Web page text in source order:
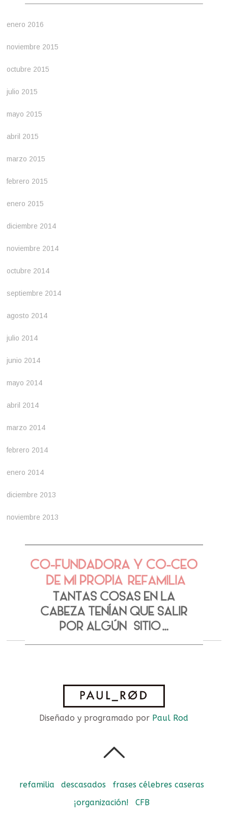
enero 2016
noviembre 2015
octubre 2015
julio 2015
mayo 2015
abril 2015
marzo 2015
febrero 2015
enero 2015
diciembre 2014
noviembre 2014
octubre 2014
septiembre 2014
agosto 2014
julio 2014
junio 2014
mayo 2014
abril 2014
marzo 2014
febrero 2014
enero 2014
diciembre 2013
noviembre 2013
Diseñado y programado por Paul Rod
refamilia descasados
frases célebres caseras
¡organización!
CFB